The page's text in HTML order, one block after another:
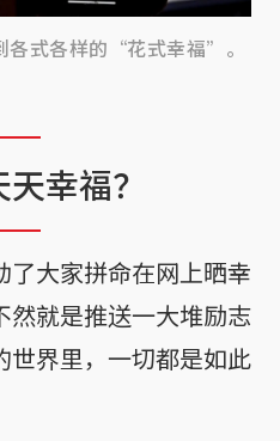
各式各样的“花式幸福”。
幸福？
大家拼命在网上晒幸
然就是推送一大堆励志
世界里，一切都是如此